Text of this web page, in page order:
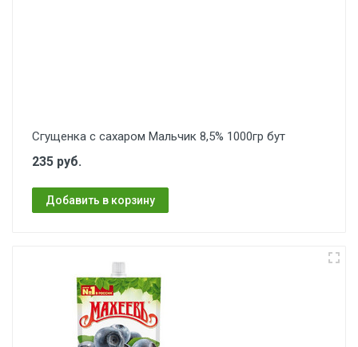
Сгущенка с сахаром Мальчик 8,5% 1000гр бут
235 руб.
Добавить в корзину